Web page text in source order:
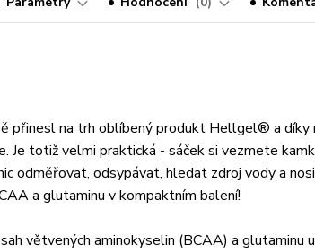
přinesl na trh oblíbený produkt Hellgel® a díky
Je totiž velmi praktická - sáček si vezmete
odměřovat, odsypávat, hledat zdroj vody a
a glutaminu v kompaktním balení!
větvených aminokyselin (BCAA) a glutaminu